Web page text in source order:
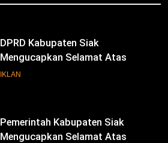
DPRD Kabupaten Siak
Mengucapkan Selamat Atas
Pengambilan Sumpah Jabatan
IKLAN
Pemerintah Kabupaten Siak
Mengucapkan Selamat Atas